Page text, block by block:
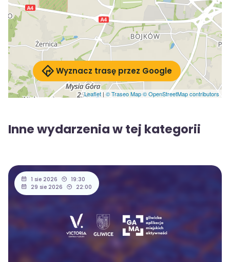
Leaflet | © Traseo Map© OpenStreetMap contributors
Wyznacz trasę przez Google
Inne wydarzenia w tej kategorii
1 sie 2026
19:30
29 sie 2026
22:00